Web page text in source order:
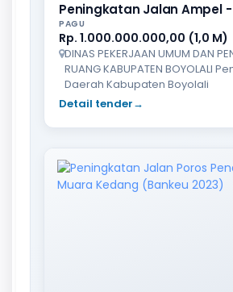
Peningkatan Jalan Ampel
PAGU
Rp. 1.000.000.000,00 (1,0 M)
DINAS PEKERJAAN UMUM DAN
RUANG KABUPATEN BOYOLALI
Daerah Kabupaten Boyolali
Detail tender→